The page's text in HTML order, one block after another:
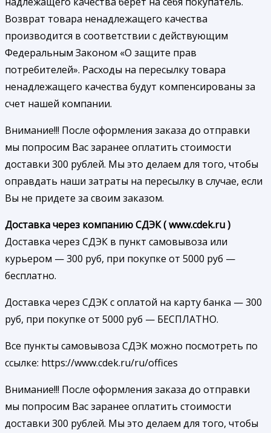
Возврат товара ненадлежащего качества
производится в соответствии с действующим
Федеральным Законом «О защите прав
потребителей». Расходы на пересылку товара
ненадлежащего качества будут компенсированы за
счет нашей компании.
Внимание!!! После оформления заказа до отправки
мы попросим Вас заранее оплатить стоимости
доставки 300 рублей. Мы это делаем для того, чтобы
оправдать наши затраты на пересылку в случае, если
Вы не придете за своим заказом.
Доставка через компанию СДЭК ( www.cdek.ru )
Доставка через СДЭК в пункт самовывоза или
курьером — 300 руб, при покупке от 5000 руб —
бесплатно.
Доставка через СДЭК с оплатой на карту банка — 300
руб, при покупке от 5000 руб — БЕСПЛАТНО.
Все пункты самовывоза СДЭК можно посмотреть по
ссылке: https://www.cdek.ru/ru/offices
Внимание!!! После оформления заказа до отправки
мы попросим Вас заранее оплатить стоимости
доставки 300 рублей. Мы это делаем для того, чтобы